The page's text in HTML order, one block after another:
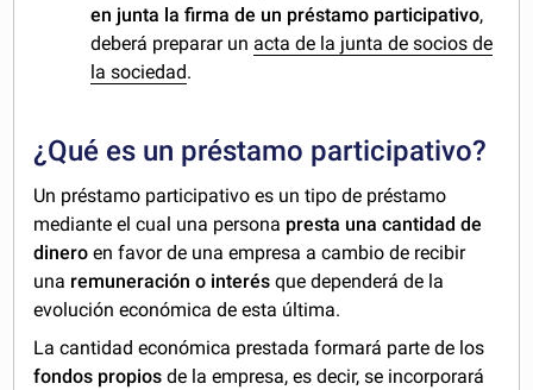
en junta la firma de un préstamo participativo,
deberá preparar un acta de la junta de socios de
la sociedad.
¿Qué es un préstamo participativo?
Un préstamo participativo es un tipo de préstamo
mediante el cual una persona presta una cantidad de
dinero en favor de una empresa a cambio de recibir
una remuneración o interés que dependerá de la
evolución económica de esta última.
La cantidad económica prestada formará parte de los
fondos propios de la empresa, es decir, se incorporará